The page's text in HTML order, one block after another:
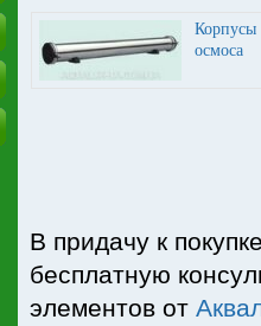
Корпусы
осмоса
В придачу к
бесплатную
элементов от